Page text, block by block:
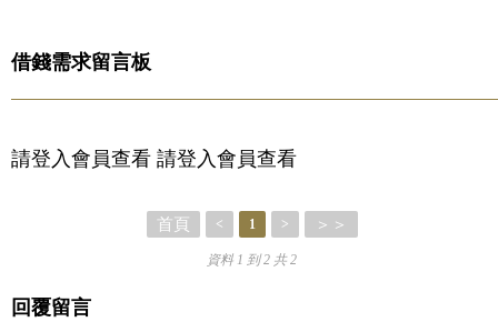
借錢需求留言板
請登入會員查看 請登入會員查看
首頁 < 1 > ＞＞
資料 1 到 2 共 2
回覆留言